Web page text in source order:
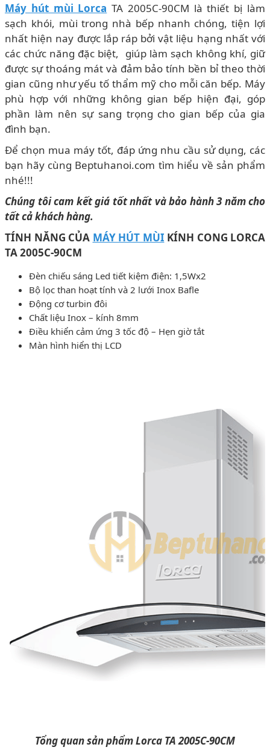
Máy hút mùi Lorca TA 2005C-90CM là thiết bị làm
sạch khói, mùi trong nhà bếp nhanh chóng, tiện lợi
nhất hiện nay được lắp ráp bởi vật liệu hạng nhất với
các chức năng đặc biệt, giúp làm sạch không khí, giữ
được sự thoáng mát và đảm bảo tính bền bỉ theo thời
gian cũng như yếu tố thẩm mỹ cho mỗi căn bếp. Máy
phù hợp với những không gian bếp hiện đại, góp
phần làm nên sự sang trọng cho gian bếp của gia
đình bạn.
Để chọn mua máy tốt, đáp ứng nhu cầu sử dụng, các
bạn hãy cùng Beptuhanoi.com tìm hiểu về sản phẩm
nhé!!!
Chúng tôi cam kết giá tốt nhất và bảo hành 3 năm cho
tất cả khách hàng.
TÍNH NĂNG CỦA MÁY HÚT MÙI KÍNH CONG LORCA
TA 2005C-90CM
Đèn chiếu sáng Led tiết kiệm điện: 1,5Wx2
Bộ lọc than hoạt tính và 2 lưới Inox Bafle
Động cơ turbin đôi
Chất liệu Inox – kính 8mm
Điều khiển cảm ứng 3 tốc độ – Hẹn giờ tắt
Màn hình hiển thị LCD
Tổng quan sản phẩm Lorca TA 2005C-90CM